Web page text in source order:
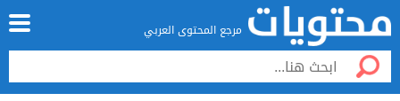
مرجع المحتوى العربي